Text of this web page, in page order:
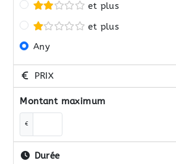
et plus
et plus
Any
PRIX
Montant maximum
€
Durée